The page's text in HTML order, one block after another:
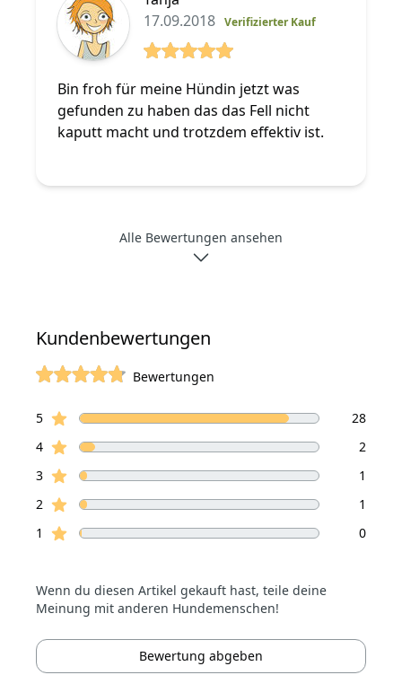
17.09.2018 Verifizierter Kauf
Bin froh für meine Hündin jetzt was
gefunden zu haben das das Fell nicht
kaputt macht und trotzdem effektiv ist.
Alle Bewertungen ansehen
Kundenbewertungen
Bewertungen
Bewertungen
5Sterne Bewertungen
28
4Sterne Bewertungen
2
3Sterne Bewertungen
1
2 Sterne Bewertungen
1
1
Sterne Bewertungen 0
Wenn du diesen Artikel gekauft hast, teile deine
Meinung mit anderen Hundemenschen!
Bewertung abgeben